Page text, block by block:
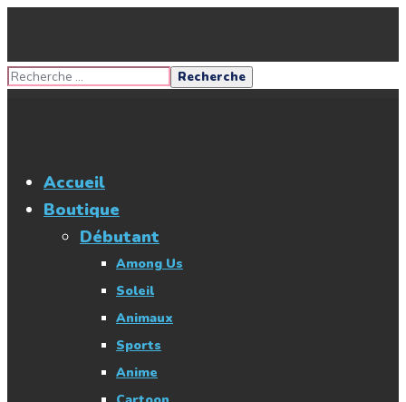
Accueil
Boutique
Débutant
Among Us
Soleil
Animaux
Sports
Anime